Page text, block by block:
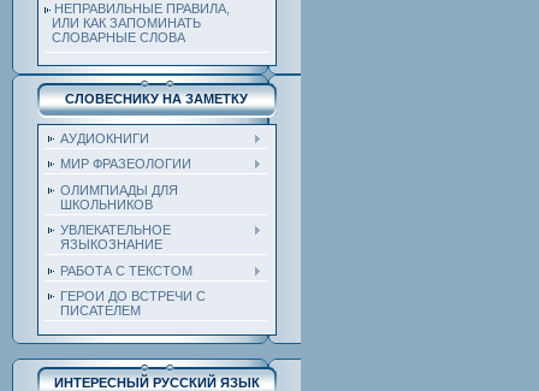
НЕПРАВИЛЬНЫЕ ПРАВИЛА,
ИЛИ КАК ЗАПОМИНАТЬ
СЛОВАРНЫЕ СЛОВА
СЛОВЕСНИКУ НА ЗАМЕТКУ
АУДИОКНИГИ
МИР ФРАЗЕОЛОГИИ
ОЛИМПИАДЫ ДЛЯ
ШКОЛЬНИКОВ
УВЛЕКАТЕЛЬНОЕ
ЯЗЫКОЗНАНИЕ
РАБОТА С ТЕКСТОМ
ГЕРОИ ДО ВСТРЕЧИ С
ПИСАТЕЛЕМ
ИНТЕРЕСНЫЙ РУССКИЙ ЯЗЫК